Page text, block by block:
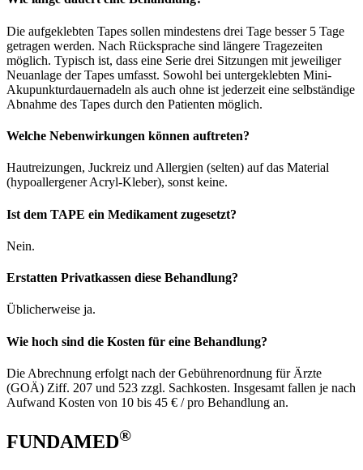
Die aufgeklebten Tapes sollen mindestens drei Tage besser 5 Tage
getragen werden. Nach Rücksprache sind längere Tragezeiten
möglich. Typisch ist, dass eine Serie drei Sitzungen mit jeweiliger
Neuanlage der Tapes umfasst. Sowohl bei untergeklebten Mini-
Akupunkturdauernadeln als auch ohne ist jederzeit eine selbständige
Abnahme des Tapes durch den Patienten möglich.
Welche Nebenwirkungen können auftreten?
Hautreizungen, Juckreiz und Allergien (selten) auf das Material
(hypoallergener Acryl-Kleber), sonst keine.
Ist dem TAPE ein Medikament zugesetzt?
Nein.
Erstatten Privatkassen diese Behandlung?
Üblicherweise ja.
Wie hoch sind die Kosten für eine Behandlung?
Die Abrechnung erfolgt nach der Gebührenordnung für Ärzte
(GOÄ) Ziff. 207 und 523 zzgl. Sachkosten. Insgesamt fallen je nach
Aufwand Kosten von 10 bis 45 € / pro Behandlung an.
FUNDAMED®